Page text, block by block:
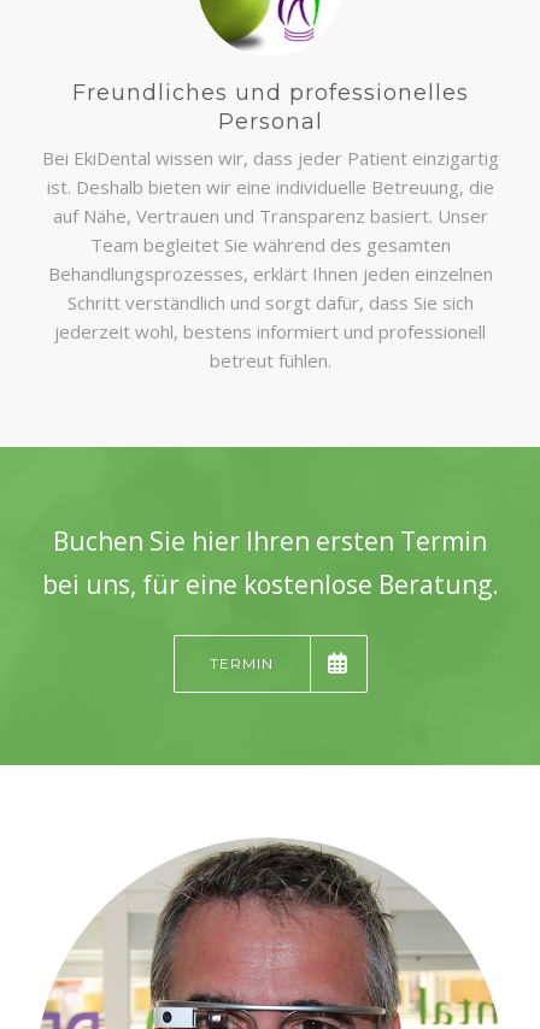
Freundliches und professionelles
Personal
Bei EkiDental wissen wir, dass jeder Patient einzigartig
ist. Deshalb bieten wir eine individuelle Betreuung, die
auf Nähe, Vertrauen und Transparenz basiert. Unser
Team begleitet Sie während des gesamten
Behandlungsprozesses, erklärt Ihnen jeden einzelnen
Schritt verständlich und sorgt dafür, dass Sie sich
jederzeit wohl, bestens informiert und professionell
betreut fühlen.
Buchen Sie hier Ihren ersten Termin
bei uns, für eine kostenlose Beratung.
TERMIN